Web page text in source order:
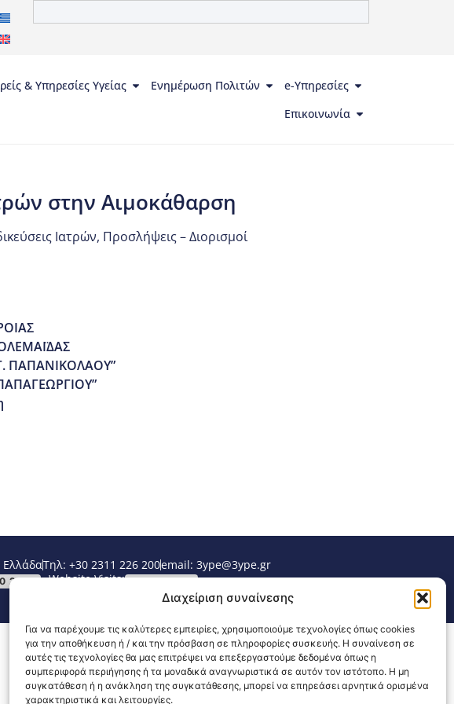
Διαχείριση συναίνεσης
Για να παρέχουμε τις καλύτερες εμπειρίες, χρησιμοποιούμε τεχνολογίες όπως cookies
για την αποθήκευση ή / και την πρόσβαση σε πληροφορίες συσκευής. Η συναίνεση σε
αυτές τις τεχνολογίες θα μας επιτρέψει να επεξεργαστούμε δεδομένα όπως η
συμπεριφορά περιήγησης ή τα μοναδικά αναγνωριστικά σε αυτόν τον ιστότοπο. Η μη
συγκατάθεση ή η ανάκληση της συγκατάθεσης, μπορεί να επηρεάσει αρνητικά ορισμένα
χαρακτηριστικά και λειτουργίες.
& Υπηρεσίες Υγείας Ενημέρωση Πολιτών
e-Υπηρεσίες
Επικοινωνία
στην Αιμοκάθαρση
Ιατρών, Προσλήψεις – Διορισμοί
ΠΑΠΑΝΙΚΟΛΑΟΥ”
ΕλλάδαΤηλ: +30 2311 226 200email: 3ype@3ype.gr
Website Visits: 1595618